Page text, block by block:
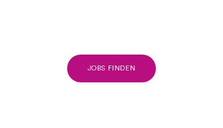
JOBS FINDEN